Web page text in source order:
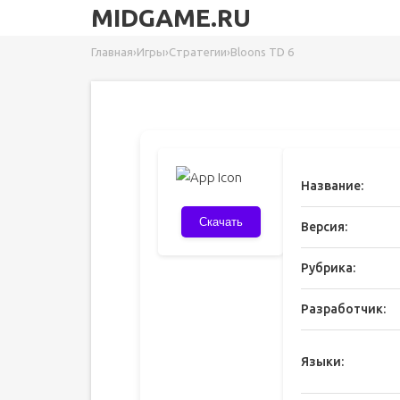
MIDGAME.RU
Главная›Игры›Стратегии›Bloons TD 6
Скачать
Название:
Версия:
Рубрика:
Разработчик:
Языки: